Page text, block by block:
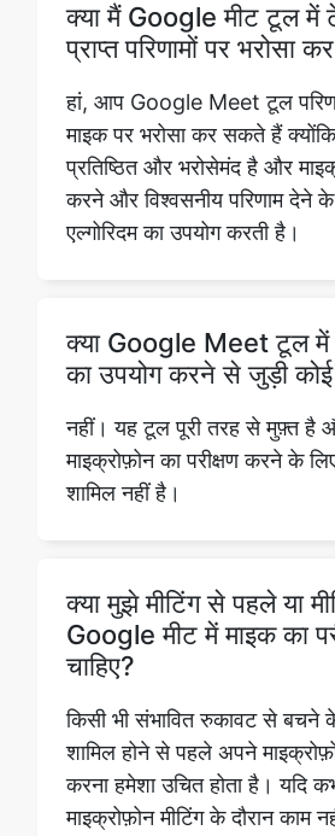
क्या मैं Google मीट टूल में
प्राप्त परिणामों पर भरोसा
हां, आप Google Meet टूल
माइक पर भरोसा कर सकते हैं क्योंकि
प्रतिष्ठित और भरोसेमंद है और
करने और विश्वसनीय परिणाम देने
एल्गोरिदम का उपयोग करती है।
क्या Google Meet टूल
का उपयोग करने से जुड़ी
नहीं। यह टूल पूरी तरह से मुफ़्त
माइक्रोफ़ोन का परीक्षण करने के
शामिल नहीं है।
क्या मुझे मीटिंग से पहले या
Google मीट में माइक का
चाहिए?
किसी भी संभावित रुकावट से बचने
शामिल होने से पहले अपने
करना हमेशा उचित होता है। यदि
माइक्रोफ़ोन मीटिंग के दौरान काम